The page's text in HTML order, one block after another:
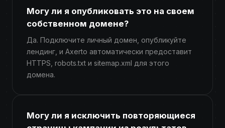
Могу ли я опубликовать это на своем
собственном домене?
Да. Подключите личный домен, опубликуйте
лендинг, и Axerto автоматически предоставит
HTTPS, robots.txt и sitemap.xml для этого
домена.
Могу ли я исключить повторяющиеся